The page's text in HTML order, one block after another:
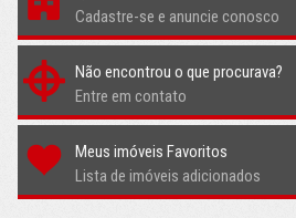
Cadastre-se e anuncie conosco
Não encontrou o que procurava?
Entre em contato
Meus imóveis Favoritos
Lista de imóveis adicionados